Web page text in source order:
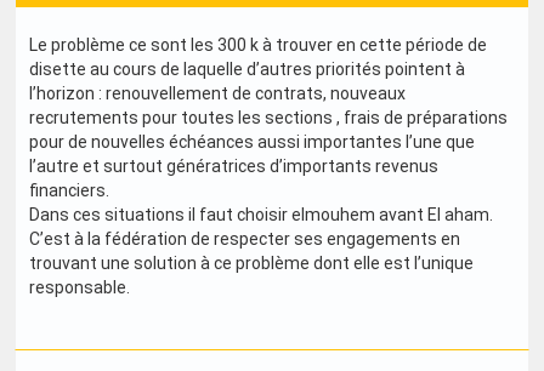
Le problème ce sont les 300 k à trouver en cette période de
disette au cours de laquelle d’autres priorités pointent à
l’horizon : renouvellement de contrats, nouveaux
recrutements pour toutes les sections , frais de préparations
pour de nouvelles échéances aussi importantes l’une que
l’autre et surtout génératrices d’importants revenus
financiers.
Dans ces situations il faut choisir elmouhem avant El aham.
C’est à la fédération de respecter ses engagements en
trouvant une solution à ce problème dont elle est l’unique
responsable.